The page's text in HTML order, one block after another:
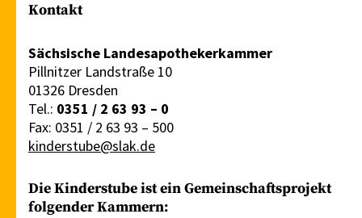
Kontakt
Sächsische Landesapothekerkammer
Pillnitzer Landstraße 10
01326 Dresden
Tel.: 0351 / 2 63 93 – 0
Fax: 0351 / 2 63 93 – 500
kinderstube@slak.de
Die Kinderstube ist ein Gemeinschaftsprojekt
folgender Kammern: